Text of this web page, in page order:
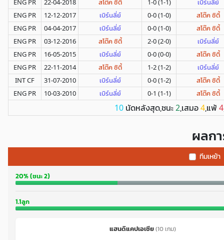
ENG PR 22-04-2018 สโต๊ค ซิตี้ 1-0 (1-1) เบิร์นลี่ย์
ENG PR 12-12-2017 เบิร์นลี่ย์ 0-0 (1-0) สโต๊ค ซิตี้
ENG PR 04-04-2017 เบิร์นลี่ย์ 0-0 (1-0) สโต๊ค ซิตี้
ENG PR 03-12-2016 สโต๊ค ซิตี้ 2-0 (2-0) เบิร์นลี่ย์
ENG PR 16-05-2015 เบิร์นลี่ย์ 0-0 (0-0) สโต๊ค ซิตี้
ENG PR 22-11-2014 สโต๊ค ซิตี้ 1-2 (1-2) เบิร์นลี่ย์
INT CF 31-07-2010 เบิร์นลี่ย์ 0-0 (1-2) สโต๊ค ซิตี้
ENG PR 10-03-2010 เบิร์นลี่ย์ 0-1 (1-1) สโต๊ค ซิตี้
10 นัดหลังสุด,ชนะ2,เสมอ4,แพ้ 4
ผลก
ทีมเหย้า
20% (ชนะ 2)
1.1ลูก
แฮนดิแคปเอเชีย(10 เกม)